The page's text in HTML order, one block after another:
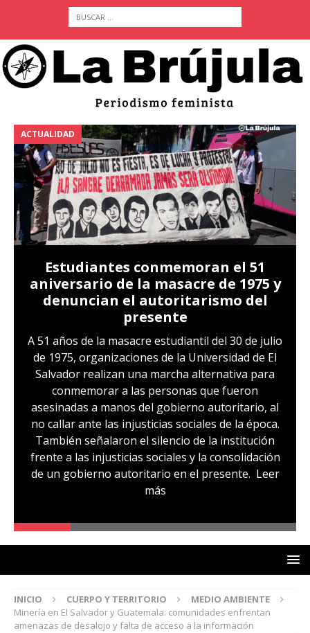
ACTUALIDAD
Estudiantes conmemoran el 51
aniversario de la masacre de 1975 y
denuncian el autoritarismo del
presente
A 51 años de la masacre estudiantil del 30 de julio
de 1975, organizaciones de la Universidad de El
Salvador realizan una marcha alternativa para
conmemorar a las personas que fueron
asesinadas a manos del gobierno autoritario, al
no callar ante las injusticias sociales de la época.
También señalaron el silencio de la institución
frente a las injusticias sociales y la consolidación
de un gobierno autoritario en el presente. Leer
más
INICIO CUERPO Y TERRITORIO
MEDIO AMBIENTE
Minería en El Salvador y Guatemala: comunidades enfrentan
amenazas de desalojo y falta de acceso a la información